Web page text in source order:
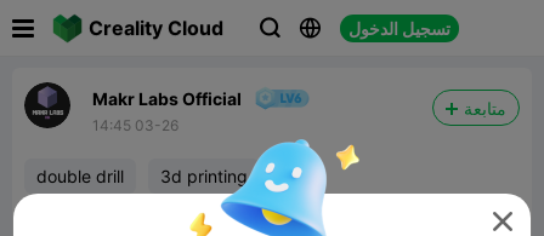
Creality Cloud   تسجيل الدخول
Makr Labs Official
14:45 03-26
متابعة
double drill 3d printing
Jokes aside the double drill bit joke we all know
